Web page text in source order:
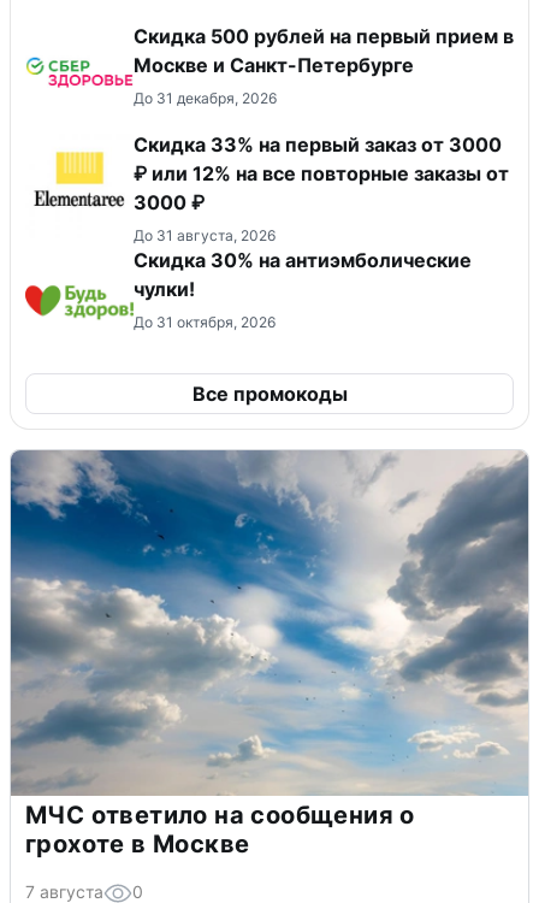
Скидка 500 рублей на первый прием в
Москве и Санкт-Петербурге
До 31 декабря, 2026
Скидка 33% на первый заказ от 3000
₽ или 12% на все повторные заказы от
3000 ₽
До 31 августа, 2026
Скидка 30% на антиэмболические
чулки!
До 31 октября, 2026
Все промокоды
МЧС ответило на сообщения о
грохоте в Москве
7 августа 0